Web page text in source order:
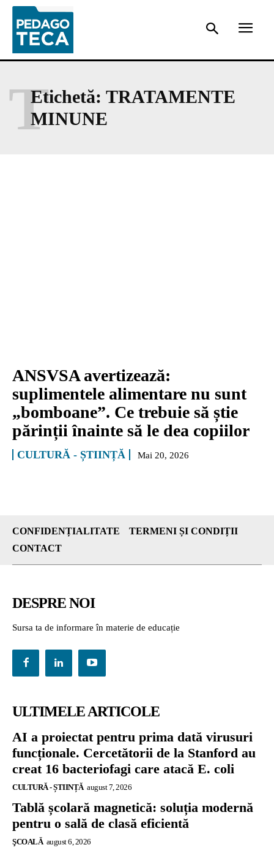
Etichetă: TRATAMENTE
MINUNE
T
ANSVSA avertizează:
suplimentele alimentare nu sunt
„bomboane”. Ce trebuie să știe
părinții înainte să le dea copiilor
CULTURĂ - ȘTIINȚĂ Mai 20, 2026
CONFIDENȚIALITATE
TERMENI ȘI CONDIȚII
CONTACT
DESPRE NOI
Sursa ta de informare în materie de educație
ULTIMELE ARTICOLE
AI a proiectat pentru prima dată virusuri
funcționale. Cercetătorii de la Stanford au
creat 16 bacteriofagi care atacă E. coli
CULTURĂ - ȘTIINȚĂ august 7, 2026
Tablă școlară magnetică: soluția modernă
pentru o sală de clasă eficientă
ŞCOALĂ august 6, 2026